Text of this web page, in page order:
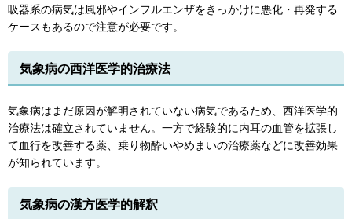
吸器系の病気は風邪やインフルエンザをきっかけに悪化・再発する
ケースもあるので注意が必要です。
気象病の西洋医学的治療法
気象病はまだ原因が解明されていない病気であるため、西洋医学的
治療法は確立されていません。一方で経験的に内耳の血管を拡張し
て血行を改善する薬、乗り物酔いやめまいの治療薬などに改善効果
が知られています。
気象病の漢方医学的解釈